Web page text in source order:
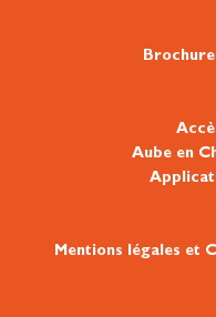
Aube en
Mentions légales et